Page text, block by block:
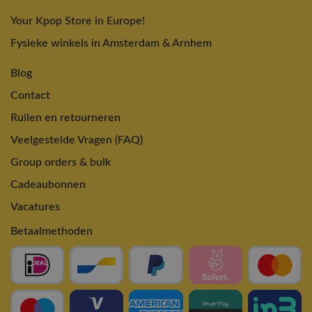
Your Kpop Store in Europe!
Fysieke winkels in Amsterdam & Arnhem
Blog
Contact
Ruilen en retourneren
Veelgestelde Vragen (FAQ)
Group orders & bulk
Cadeaubonnen
Vacatures
Betaalmethoden